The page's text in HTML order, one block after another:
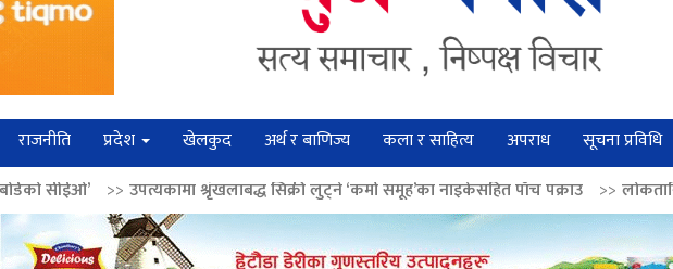
राजनीति प्रदेश खेलकुद अर्थ र बाणिज्य कला र साहित्य अपराध सूचना प्रविधि
उपत्यकामा श्रृंखलाबद्ध सिक्री लुट्ने ‘कर्मा समूह’का नाइकेसहित पाँच पक्राउ >>लोकतान्त्रिक मूल्य सुदृढ